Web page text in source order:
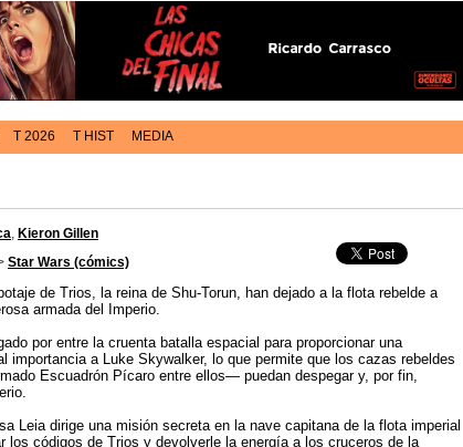
T 2026 T HIST MEDIA
, Kieron Gillen
Star Wars (cómics)
de Trios, la reina de Shu-Torun, han dejado a la flota rebelde a
armada del Imperio.
por entre la cruenta batalla espacial para proporcionar una
importancia a Luke Skywalker, lo que permite que los cazas rebeldes
Escuadrón Pícaro entre ellos— puedan despegar y, por fin,
Leia dirige una misión secreta en la nave capitana de la flota imperial
los códigos de Trios y devolverle la energía a los cruceros de la